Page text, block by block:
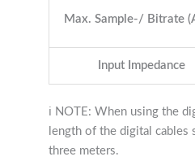
Max. Sample-/ Bitrate
Input Impedance
ℹ NOTE: When using the
length of the digital cables
three meters.